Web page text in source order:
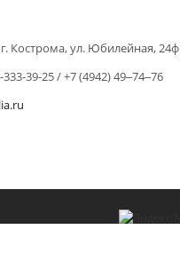
г. Кострома, ул. Юбилейная, 24ф
333-39-25 / +7 (4942) 49‒74‒76